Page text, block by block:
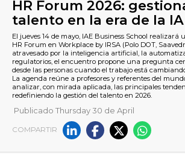
HR Forum 2026:
talento en la era de
El jueves 14 de mayo, IAE Business
Publicado Thursday 30 de April
COMPARTIR